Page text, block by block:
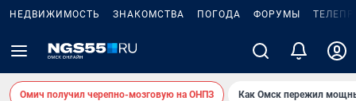
НЕДВИЖИМОСТЬ ЗНАКОМСТВА ПОГОДА ФОРУМЫ
Омич получил черепно-мозговую на ОНПЗ Как Омск пережил